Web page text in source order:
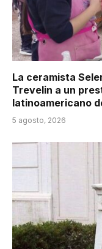
La ceramista
Trevelin a un
latinoamericano
5 agosto, 2026